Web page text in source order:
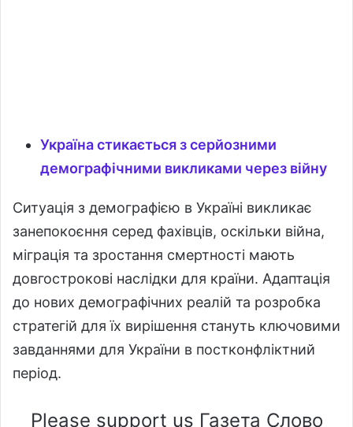
Україна стикається з серйозними
демографічними викликами через війну
Ситуація з демографією в Україні викликає
занепокоєння серед фахівців, оскільки війна,
міграція та зростання смертності мають
довгострокові наслідки для країни. Адаптація
до нових демографічних реалій та розробка
стратегій для їх вирішення стануть ключовими
завданнями для України в постконфліктний
період.
Please support us Газета Слово